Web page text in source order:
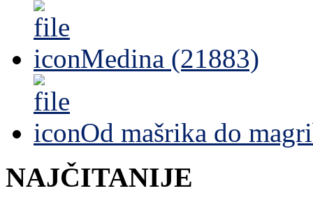
Medina (21883)
Od mašrika do
NAJČITANIJE